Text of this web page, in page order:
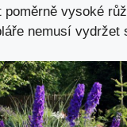
poměrně vysoké
nemusí vydržet